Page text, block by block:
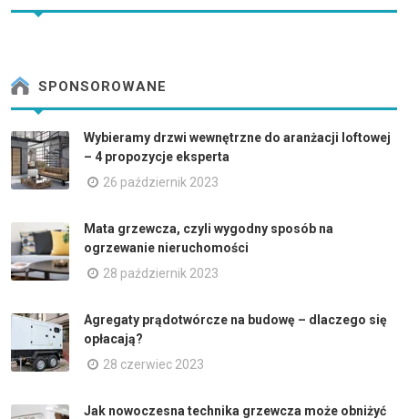
SPONSOROWANE
Wybieramy drzwi wewnętrzne do aranżacji loftowej
– 4 propozycje eksperta
26 październik 2023
Mata grzewcza, czyli wygodny sposób na
ogrzewanie nieruchomości
28 październik 2023
Agregaty prądotwórcze na budowę – dlaczego się
opłacają?
28 czerwiec 2023
Jak nowoczesna technika grzewcza może obniżyć